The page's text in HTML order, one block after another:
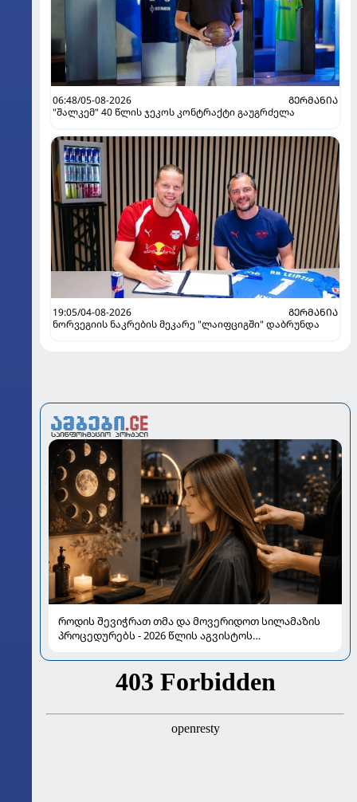
06:48/05-08-2026
ᲒᲔᲠᲛᲐᲜᲘᲐ
"შალკემ" 40 წლის ჯეკოს კონტრაქტი გაუგრძელა
19:05/04-08-2026
ᲒᲔᲠᲛᲐᲜᲘᲐ
ნორვეგიის ნაკრების მეკარე "ლაიფციგში" დაბრუნდა
როდის შევიჭრათ თმა და მოვერიდოთ სილამაზის
პროცედურებს - 2026 წლის აგვისტოს